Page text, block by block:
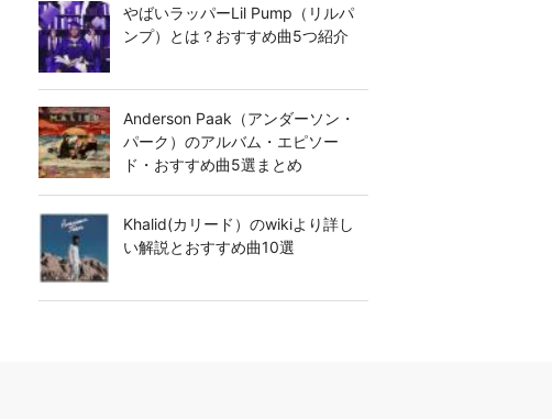
やばいラッパーLil Pump（リルパ
ンプ）とは？おすすめ曲5つ紹介
Anderson Paak（アンダーソン・
パーク）のアルバム・エピソー
ド・おすすめ曲5選まとめ
Khalid(カリード）のwikiより詳し
い解説とおすすめ曲10選